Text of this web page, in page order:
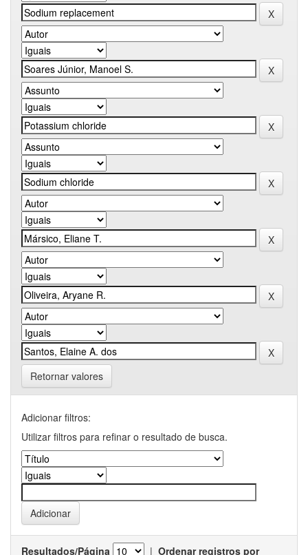
Retornar valores
Adicionar filtros:
Utilizar filtros para refinar o resultado de busca.
Resultados/Página | Ordenar registros por